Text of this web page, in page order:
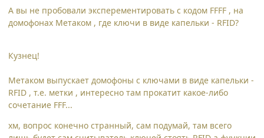
А вы не пробовали эксперементировать с кодом FFFF , на
домофонах Метаком , где ключи в виде капельки - RFID?
Кузнец!
Метаком выпускает домофоны с ключами в виде капельки -
RFID , т.е. метки , интересно там прокатит какое-либо
сочетание FFF...
хм, вопрос конечно странный, сам подумай, там всего